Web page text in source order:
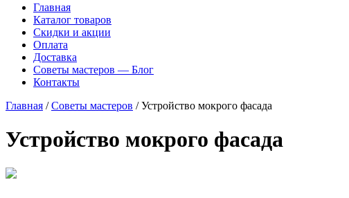
Главная
Каталог товаров
Скидки и акции
Оплата
Доставка
Советы мастеров — Блог
Контакты
Главная /Советы мастеров /Устройство мокрого фасада
Устройство мокрого фасада